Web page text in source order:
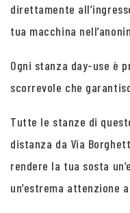
direttamente
tua macchina
Ogni stanza day-use è
scorrevole che
Tutte le stanze di
distanza da Via
rendere la tua sosta
un’estrema attenzione